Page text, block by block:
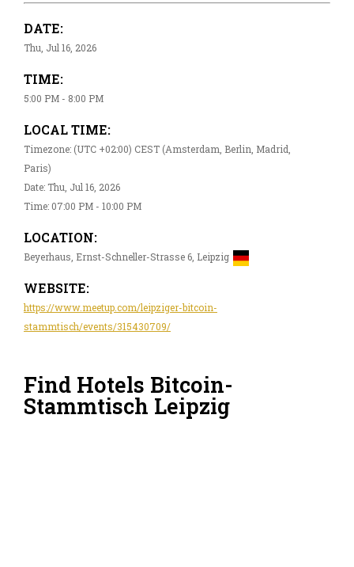
DATE:
Thu, Jul 16, 2026
TIME:
5:00 PM - 8:00 PM
LOCAL TIME:
Timezone: (UTC +02:00) CEST (Amsterdam, Berlin, Madrid,
Paris)
Date: Thu, Jul 16, 2026
Time: 07:00 PM - 10:00 PM
LOCATION:
Beyerhaus, Ernst-Schneller-Strasse 6, Leipzig
WEBSITE:
https://www.meetup.com/leipziger-bitcoin-
stammtisch/events/315430709/
Find Hotels Bitcoin-
Stammtisch Leipzig